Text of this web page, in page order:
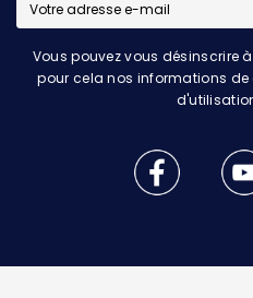
Vous pouvez vous désinscrire
pour cela nos informations